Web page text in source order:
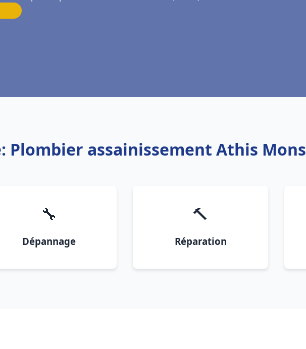
Plombier assainissement Athis Mons
🔧
Dépannage
🔨
Réparation